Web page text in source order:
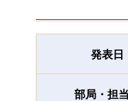
発表日
部局・担